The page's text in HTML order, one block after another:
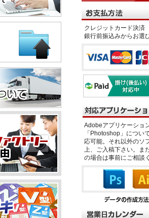
クレジットカード決
銀行前振込みからお選
Adobeアプリケーショ
「Photoshop」につい
応可能。それ以外のソ
上、ご入稿下さい。ま
の場合は事前にご相談